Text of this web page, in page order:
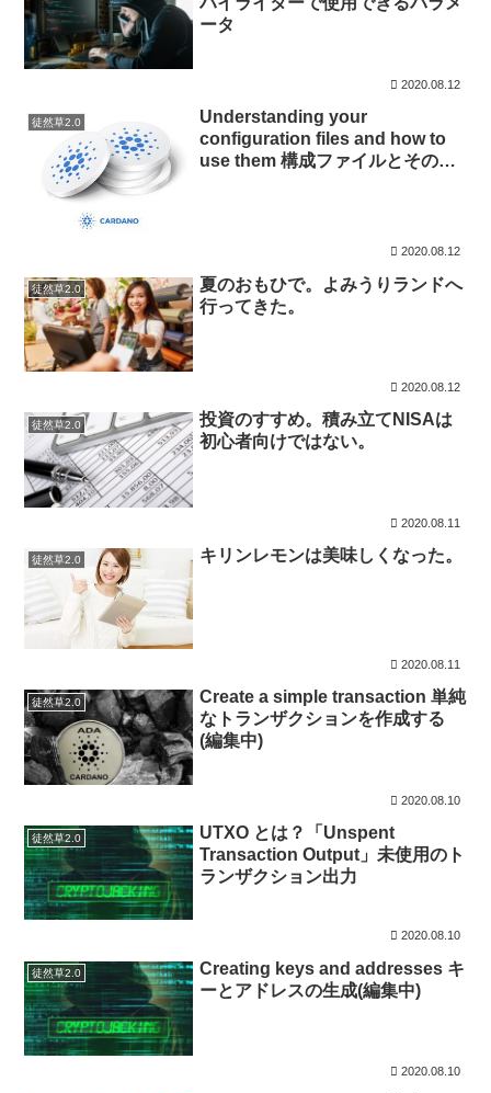
ータ
2020.08.12
徒然草2.0
Understanding your
configuration files and how to
use them 構成ファイルとその使
2020.08.12
徒然草2.0
夏のおもひで。よみうりランドへ
行ってきた。
2020.08.12
徒然草2.0
投資のすすめ。積み立てNISAは
初心者向けではない。
2020.08.11
徒然草2.0 キリンレモンは美味しくなった。
2020.08.11
徒然草2.0
Create a simple transaction 単純
なトランザクションを作成する
(編集中)
2020.08.10
徒然草2.0
UTXO とは？「Unspent
Transaction Output」未使用のト
ランザクション出力
2020.08.10
徒然草2.0
Creating keys and addresses キ
ーとアドレスの生成(編集中)
2020.08.10